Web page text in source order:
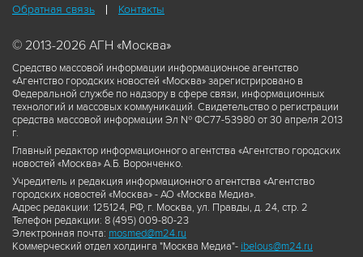
Обратная связь Контакты
© 2013-2026 АГН «Москва»
Средство массовой информации информационное агентство
«Агентство городских новостей «Москва» зарегистрировано в
Федеральной службе по надзору в сфере связи, информационных
технологий и массовых коммуникаций. Свидетельство о регистрации
средства массовой информации Эл № ФС77-53980 от 30 апреля 2013
г.
Главный редактор информационного агентства «Агентство городских
новостей «Москва» А.Б. Воронченко.
Учредитель и редакция информационного агентства «Агентство
городских новостей «Москва» - АО «Москва Медиа».
Адрес редакции: 125124, РФ, г. Москва, ул. Правды, д. 24, стр. 2
Телефон редакции: 8 (495) 009-80-23
Электронная почта: mosmed@m24.ru
Коммерческий отдел холдинга "Москва Медиа"- ibelous@m24.ru